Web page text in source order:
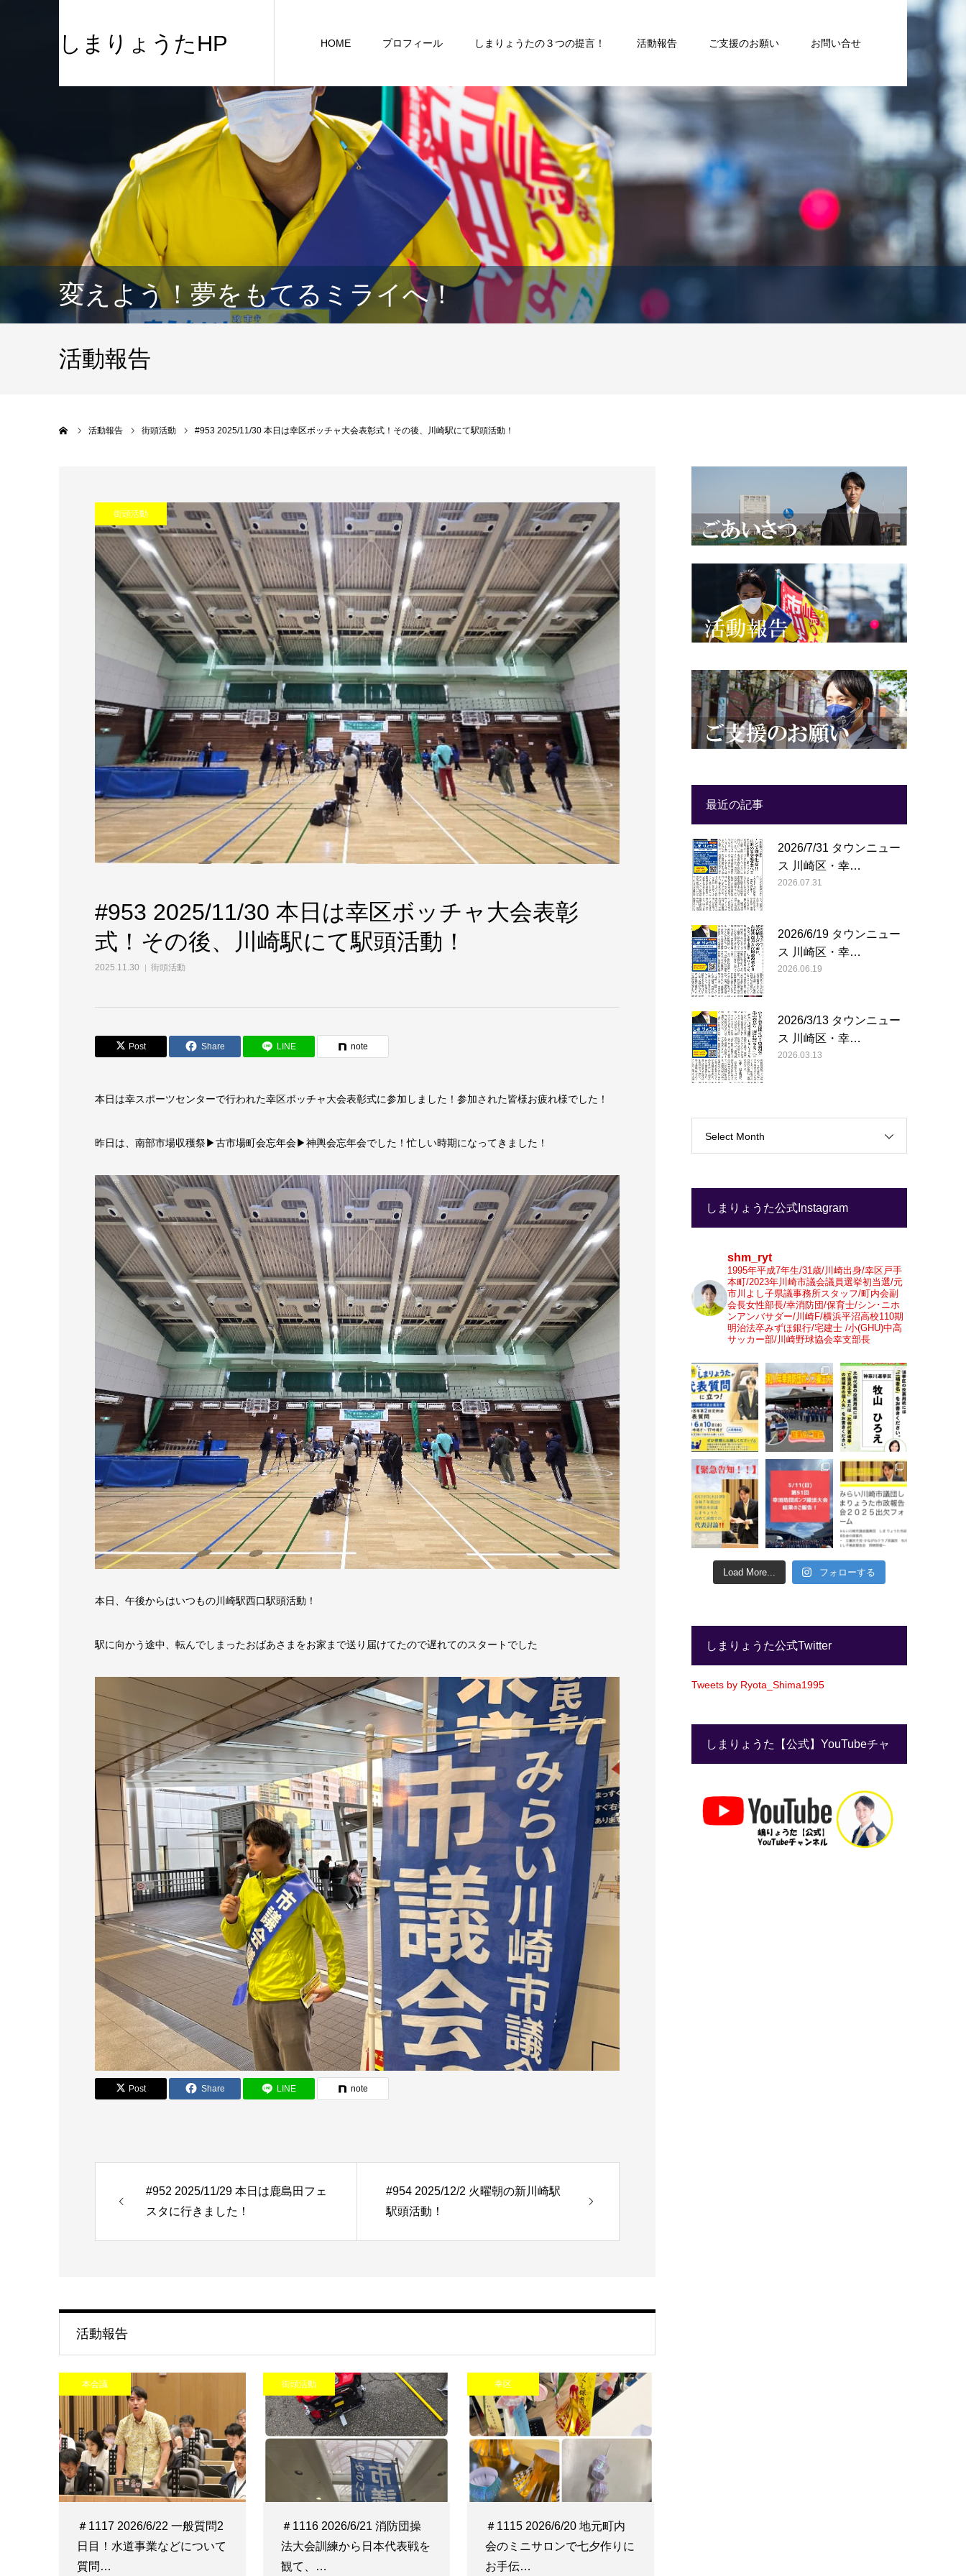
しまりょうたHP HOME プロフィール しまりょうたの３つの提言！ 活動報告 ご支援のお願い お問い合せ
変えよう！夢をもてるミライへ！
活動報告
活動報告 街頭活動 #953 2025/11/30 本日は幸区ボッチャ大会表彰式！その後、川崎駅にて駅頭活動！
街頭活動
#953 2025/11/30 本日は幸区ボッチャ大会表彰
式！その後、川崎駅にて駅頭活動！
2025.11.30 街頭活動
Post Share LINE note
本日は幸スポーツセンターで行われた幸区ボッチャ大会表彰式に参加しました！参加された皆様お疲れ様でした！
昨日は、南部市場収穫祭▶古市場町会忘年会▶神輿会忘年会でした！忙しい時期になってきました！
本日、午後からはいつもの川崎駅西口駅頭活動！
駅に向かう途中、転んでしまったおばあさまをお家まで送り届けてたので遅れてのスタートでした
Post Share LINE note
#952 2025/11/29 本日は鹿島田フェ
スタに行きました！
#954 2025/12/2 火曜朝の新川崎駅
駅頭活動！
活動報告
本会議
＃1117 2026/6/22 一般質問2
日目！水道事業などについて
質問…
街頭活動
＃1116 2026/6/21 消防団操
法大会訓練から日本代表戦を
観て、…
幸区
＃1115 2026/6/20 地元町内
会のミニサロンで七夕作りに
お手伝…
最近の記事
2026/7/31 タウンニュー
ス 川崎区・幸…
2026.07.31
2026/6/19 タウンニュー
ス 川崎区・幸…
2026.06.19
2026/3/13 タウンニュー
ス 川崎区・幸…
2026.03.13
Select Month
しまりょうた公式Instagram
shm_ryt
1995年平成7年生/31歳/川崎出身/幸区戸手
本町/2023年川崎市議会議員選挙初当選/元
市川よし子県議事務所スタッフ/町内会副
会長女性部長/幸消防団/保育士/シン･ニホ
ンアンバサダー/川崎F/横浜平沼高校110期
明治法卒みずほ銀行/宅建士 /小(GHU)中高
サッカー部/川崎野球協会幸支部長
Load More... フォローする
しまりょうた公式Twitter
Tweets by Ryota_Shima1995
しまりょうた【公式】YouTubeチャ